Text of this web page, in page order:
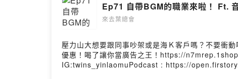
Ep71 自帶BGM的職業來啦！ Ft.
來去葉總會
壓力山大想要跟同事吵架或是海Ｋ客戶嗎？不要衝
優惠！喝了讓你當廣告之王！https://
IG:twins_yinlaomuPodcast : https://